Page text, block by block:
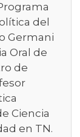
del
Germani
Oral de
de
Ciencia
en TN.